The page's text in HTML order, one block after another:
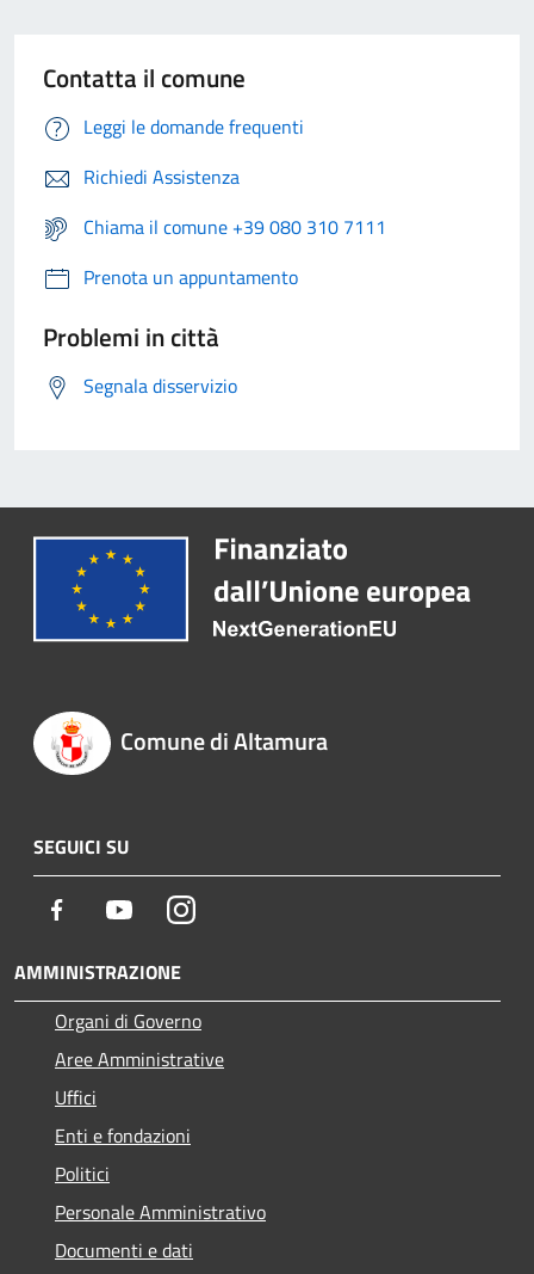
Contatta il comune
Leggi le domande frequenti
Richiedi Assistenza
Chiama il comune +39 080 310 7111
Prenota un appuntamento
Problemi in città
Segnala disservizio
Comune di Altamura
SEGUICI SU
Facebook YoutubeInstagram
AMMINISTRAZIONE
Organi di Governo
Aree Amministrative
Uffici
Enti e fondazioni
Politici
Personale Amministrativo
Documenti e dati